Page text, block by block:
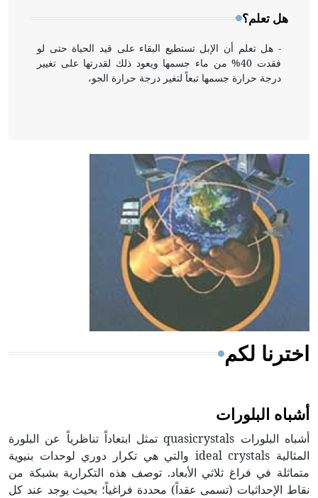
هل تعلم؟
- هل تعلم أن الإبل تستطيع البقاء على قيد الحياة حتى لو
فقدت 40% من ماء جسمها ويعود ذلك لقدرتها على تغيير
درجة حرارة جسمها تبعاً لتغير درجة حرارة الجو،
- هل تعلم أن أبقراط كتب في الطب أربعة مؤلفات هي:
الحكم، الأدلة، تنظيم التغذية، ورسالته في جروح الرأس.
ويعود له الفضل بأنه حرر الطب من الدين والفلسفة.
- هل تعلم أن المرجان إفراز حيواني يتكون في البحر ويتركب
من مادة كربونات الكلسيوم، وهو أحمر أو شديد الحمرة وهو
أجود أنواعه، ويمتاز بكبر الحجم ويسمى الش
اخترنا لكم
أشباه البلورات
أشباه البلورات quasicrystals تمثل ابتعاداً تناظرياً عن البلورة
المثالية ideal crystals والتي هي تكرار دوري لوحدات بنيوية
متماثلة في فراغ ثلاثي الأبعاد. توصف هذه التكرارية بشبكة من
نقاط الإحداثيات (تسمى عقداً) محددة فراغياً؛ بحيث يوجد عند كل